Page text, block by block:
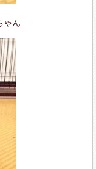
ゃん